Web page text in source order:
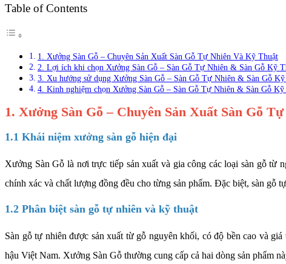
Table of Contents
1. Xưởng Sàn Gỗ – Chuyên Sản Xuất Sàn Gỗ Tự Nhiên Và Kỹ Thuật
2. Lợi ích khi chọn Xưởng Sàn Gỗ – Sàn Gỗ Tự Nhiên & Sàn Gỗ Kỹ
3. Xu hướng sử dụng Xưởng Sàn Gỗ – Sàn Gỗ Tự Nhiên & Sàn Gỗ
4. Kinh nghiệm chọn Xưởng Sàn Gỗ – Sàn Gỗ Tự Nhiên & Sàn Gỗ
1. Xưởng Sàn Gỗ – Chuyên Sản Xuất Sàn Gỗ
1.1 Khái niệm xưởng sàn gỗ hiện đại
Xưởng Sàn Gỗ là nơi trực tiếp sản xuất và gia công các loại sàn gỗ từ
chính xác và chất lượng đồng đều cho từng sản phẩm. Đặc biệt, sàn gỗ
1.2 Phân biệt sàn gỗ tự nhiên và kỹ thuật
Sàn gỗ tự nhiên được sản xuất từ gỗ nguyên khối, có độ bền cao và
hậu Việt Nam. Xưởng Sàn Gỗ thường cung cấp cả hai dòng sản phẩm